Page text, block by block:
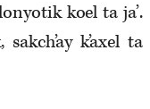
koel ta ja’.
k’axel ta